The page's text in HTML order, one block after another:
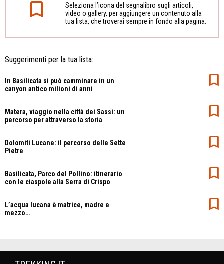
Seleziona l’icona del segnalibro sugli articoli,
video o gallery, per aggiungere un contenuto alla
tua lista, che troverai sempre in fondo alla pagina.
Suggerimenti per la tua lista:
In Basilicata si può camminare in un
canyon antico milioni di anni
Matera, viaggio nella città dei Sassi: un
percorso per attraverso la storia
Dolomiti Lucane: il percorso delle Sette
Pietre
Basilicata, Parco del Pollino: itinerario
con le ciaspole alla Serra di Crispo
L’acqua lucana è matrice, madre e
mezzo…